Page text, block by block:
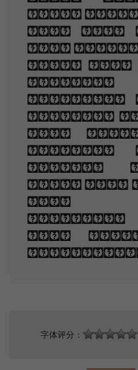
love
But one
the
you, And
changing
bending
the
sadly,
fled And
the
his
crowd of
字体评分：